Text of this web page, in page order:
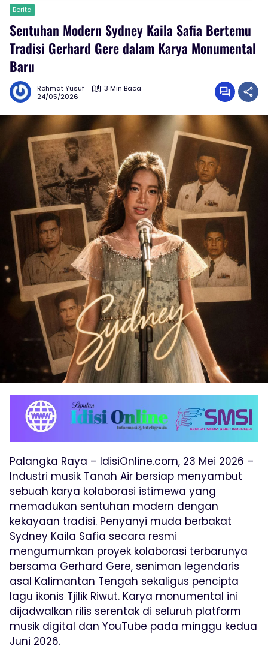
Berita
Sentuhan Modern Sydney Kaila Safia Bertemu
Tradisi Gerhard Gere dalam Karya Monumental
Baru
Rohmat Yusuf
3 Min Baca
24/05/2026
Palangka Raya – IdisiOnline.com, 23 Mei 2026 –
Industri musik Tanah Air bersiap menyambut
sebuah karya kolaborasi istimewa yang
memadukan sentuhan modern dengan
kekayaan tradisi. Penyanyi muda berbakat
Sydney Kaila Safia secara resmi
mengumumkan proyek kolaborasi terbarunya
bersama Gerhard Gere, seniman legendaris
asal Kalimantan Tengah sekaligus pencipta
lagu ikonis Tjilik Riwut. Karya monumental ini
dijadwalkan rilis serentak di seluruh platform
musik digital dan YouTube pada minggu kedua
Juni 2026.